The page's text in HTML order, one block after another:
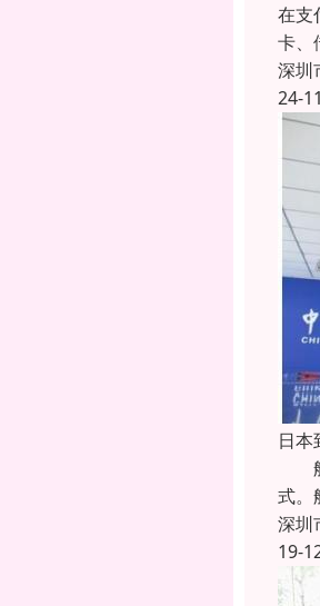
在支
卡、
深圳
24-
日本
航
式。
深圳
19-